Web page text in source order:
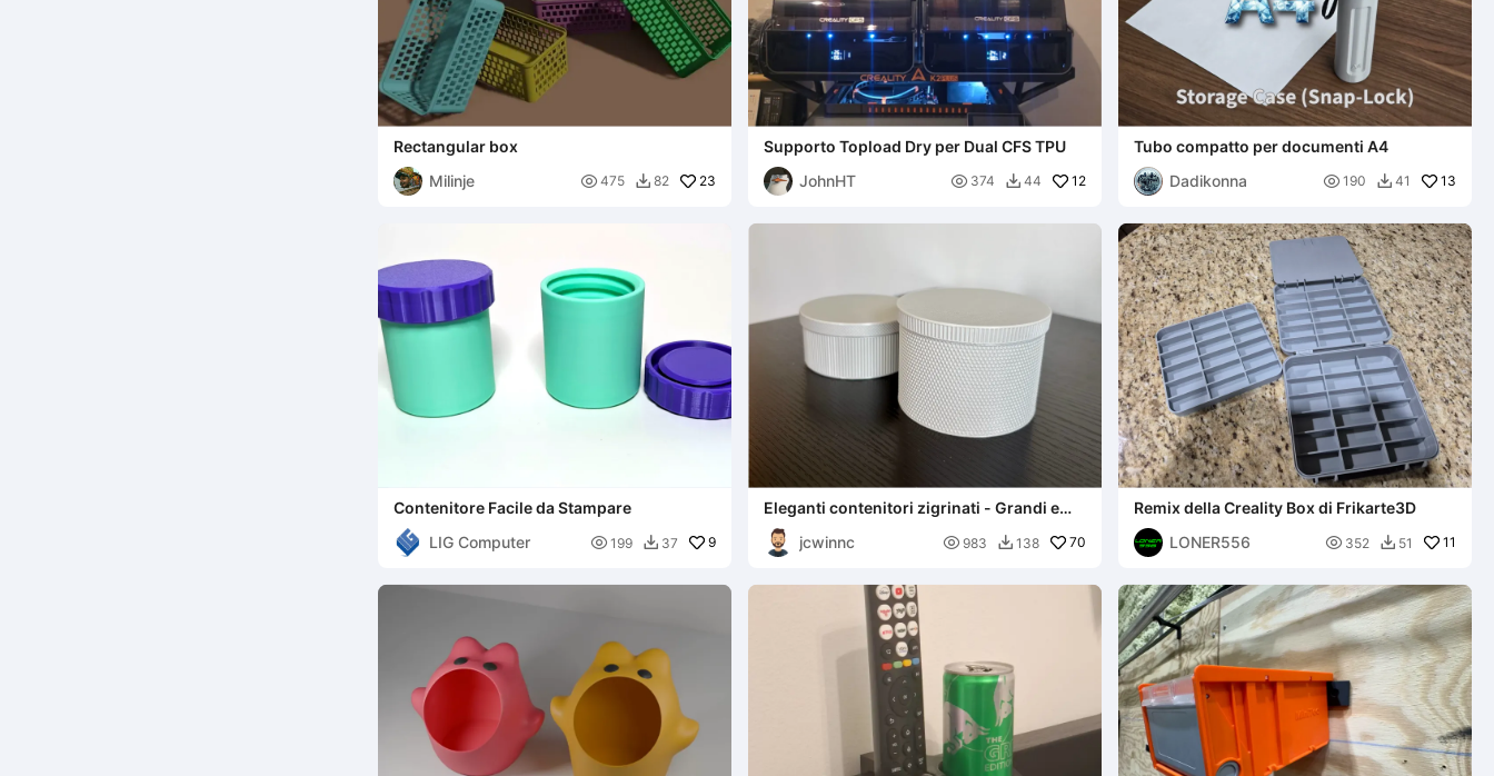
Rectangular box
Milinje
 475  82 23
Supporto Topload Dry per Dual CFS TPU
JohnHT
 374  44 12
Tubo compatto per documenti A4
Dadikonna
 190  41 13
Contenitore Facile da Stampare
LIG Computer
 199  37 9
Eleganti contenitori zigrinati - Grandi e
Medi
jcwinnc
 983  138 70
Remix della Creality Box di Frikarte3D
LONER556
 352  51 11